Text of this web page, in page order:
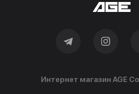
Интернет магазин AGE